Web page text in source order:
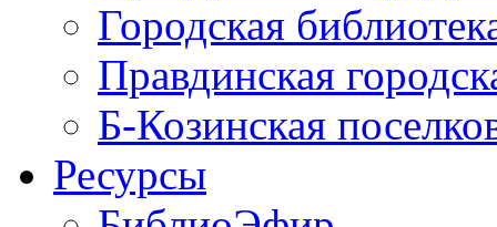
Городская
Правдинская
Б-Козинская
Ресурсы